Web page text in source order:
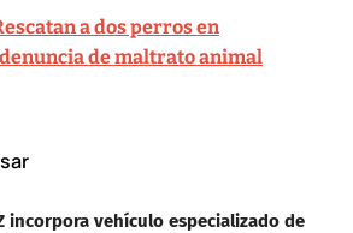
a dos perros en
de maltrato animal
incorpora vehículo especializado de